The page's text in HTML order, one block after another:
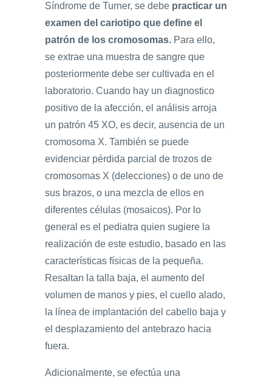
Síndrome de Turner, se debe practicar un
examen del cariotipo que define el
patrón de los cromosomas. Para ello,
se extrae una muestra de sangre que
posteriormente debe ser cultivada en el
laboratorio. Cuando hay un diagnostico
positivo de la afección, el análisis arroja
un patrón 45 XO, es decir, ausencia de un
cromosoma X. También se puede
evidenciar pérdida parcial de trozos de
cromosomas X (delecciones) o de uno de
sus brazos, o una mezcla de ellos en
diferentes células (mosaicos). Por lo
general es el pediatra quien sugiere la
realización de este estudio, basado en las
características físicas de la pequeña.
Resaltan la talla baja, el aumento del
volumen de manos y pies, el cuello alado,
la línea de implantación del cabello baja y
el desplazamiento del antebrazo hacia
fuera.
Adicionalmente, se efectúa una